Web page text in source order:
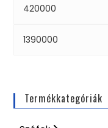
Termékkategóriák